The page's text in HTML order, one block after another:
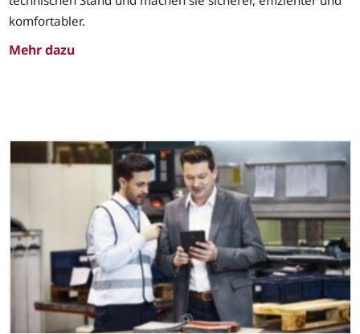
komfortabler.
Mehr dazu